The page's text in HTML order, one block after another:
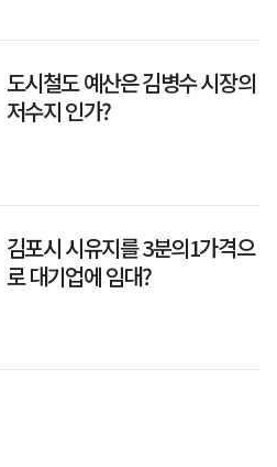
도시철도 예산은 김병수 시장의
저수지 인가?
김포시 시유지를 3분의1가격으
로 대기업에 임대?